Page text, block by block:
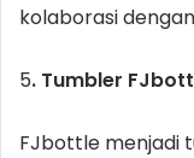
kolaborasi
5. Tumbler
FJbottle menjadi